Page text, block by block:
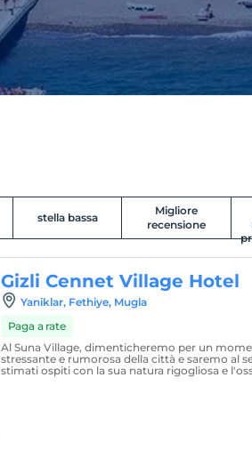
stella bassa
Migliore
recensione
Gizli Cennet Village Hotel
Yaniklar, Fethiye, Mugla
Paga a rate
Al Suna Village, dimenticheremo per un
stressante e rumorosa della città e saremo al
stimati ospiti con la sua natura rigogliosa e